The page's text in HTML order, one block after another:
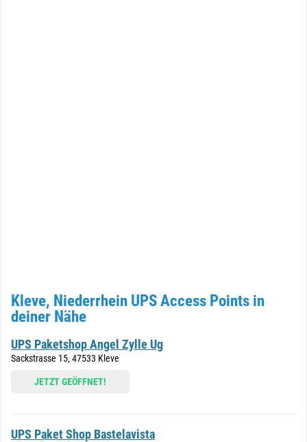
Kleve, Niederrhein UPS Access Points in
deiner Nähe
UPS Paketshop Angel Zylle Ug
Sackstrasse 15, 47533 Kleve
JETZT GEÖFFNET!
UPS Paket Shop Bastelavista